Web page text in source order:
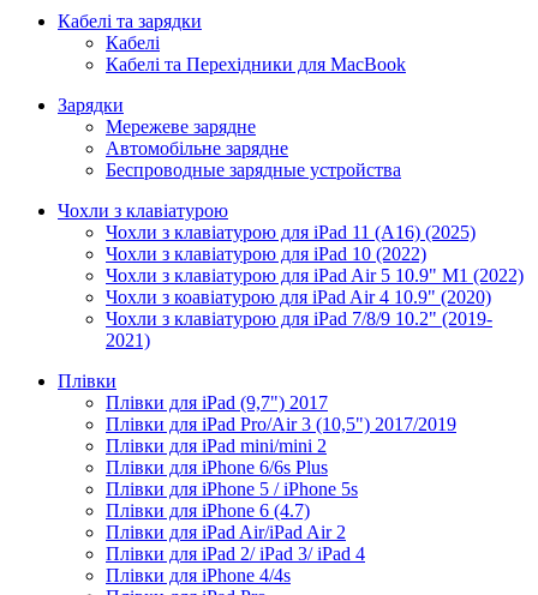
Кабелі та зарядки
Кабелі
Кабелі та Перехідники для MacBook
Зарядки
Мережеве зарядне
Автомобільне зарядне
Беспроводные зарядные устройства
Чохли з клавіатурою
Чохли з клавіатурою для iPad 11 (A16) (2025)
Чохли з клавіатурою для iPad 10 (2022)
Чохли з клавіатурою для iPad Air 5 10.9" M1 (2022)
Чохли з коавіатурою для iPad Air 4 10.9" (2020)
Чохли з клавіатурою для iPad 7/8/9 10.2" (2019-
2021)
Плівки
Плівки для iPad (9,7") 2017
Плівки для iPad Pro/Air 3 (10,5") 2017/2019
Плівки для iPad mini/mini 2
Плівки для iPhone 6/6s Plus
Плівки для iPhone 5 / iPhone 5s
Плівки для iPhone 6 (4.7)
Плівки для iPad Air/iPad Air 2
Плівки для iPad 2/ iPad 3/ iPad 4
Плівки для iPhone 4/4s